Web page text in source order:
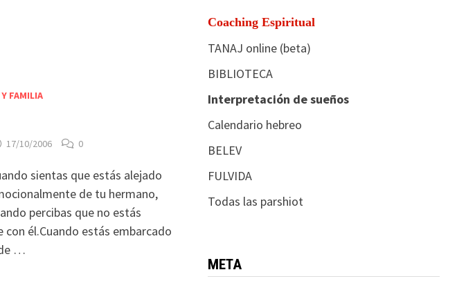
FAMILIA
17/10/2006 0
sientas que estás alejado
de tu hermano,
percibas que no estás
con él.Cuando estás embarcado
…
Coaching Espiritual
TANAJ online (beta)
BIBLIOTECA
Interpretación de sueños
Calendario hebreo
BELEV
FULVIDA
Todas las parshiot
META